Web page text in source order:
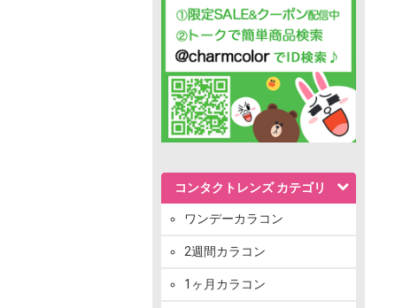
コンタクトレンズ カテゴリ
ワンデーカラコン
2週間カラコン
1ヶ月カラコン